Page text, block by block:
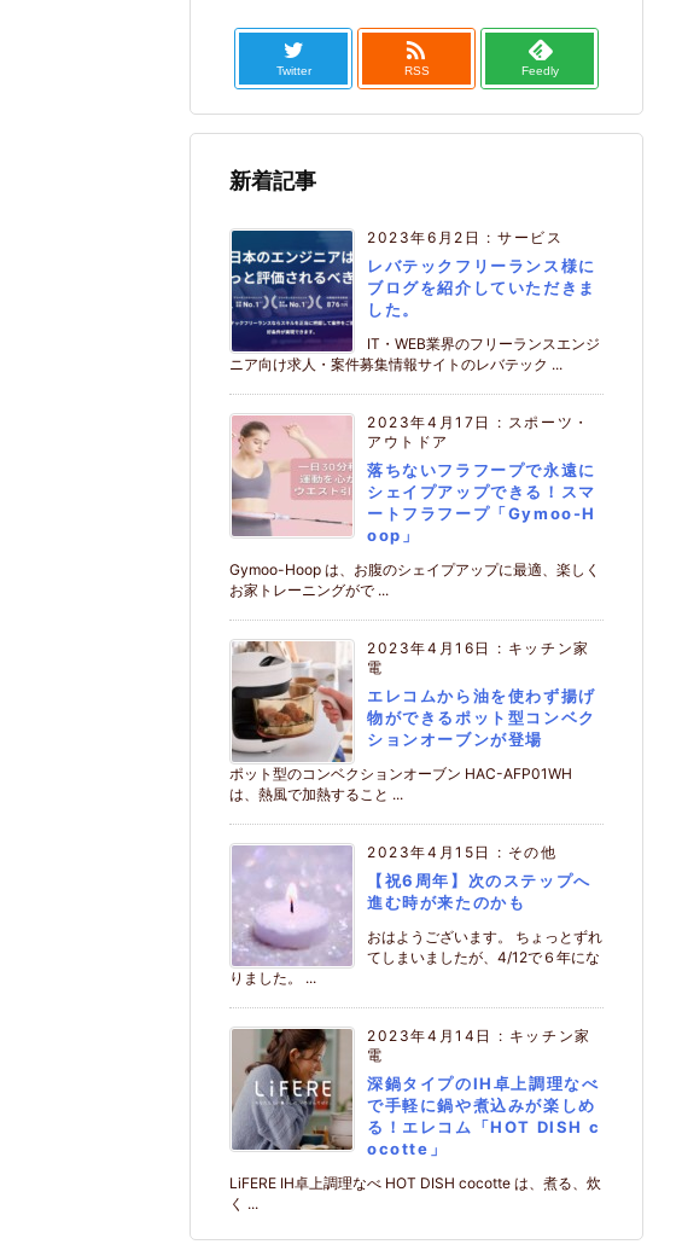
Twitter

RSS Feedly
新着記事
2023年6月2日 :サービス
レバテックフリーランス様に
ブログを紹介していただきま
した。
IT・WEB業界のフリーランスエンジ
ニア向け求人・案件募集情報サイトのレバテック ...
2023年4月17日 : スポーツ・
アウトドア
落ちないフラフープで永遠に
シェイプアップできる！スマ
ートフラフープ「Gymoo-H
oop」
Gymoo-Hoop は、お腹のシェイプアップに最適、楽しく
お家トレーニングがで ...
2023年4月16日 : キッチン家
電
エレコムから油を使わず揚げ
物ができるポット型コンベク
ションオーブンが登場
ポット型のコンベクションオーブン HAC-AFP01WH
は、熱風で加熱すること ...
2023年4月15日 : その他
【祝6周年】次のステップへ
進む時が来たのかも
おはようございます。 ちょっとずれ
てしまいましたが、4/12で６年にな
りました。 ...
2023年4月14日 : キッチン家
電
深鍋タイプのIH卓上調理なべ
で手軽に鍋や煮込みが楽しめ
る！エレコム「HOT DISH c
ocotte」
LiFERE IH卓上調理なべ HOT DISH cocotte は、煮る、炊
く ...